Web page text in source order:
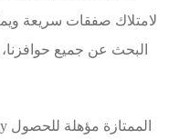
لامتلاك صفقات سريعة
البحث عن جميع